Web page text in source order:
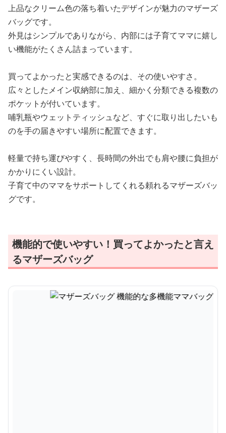
上品なクリーム色の落ち着いたデザインが魅力のマザーズ
バッグです。
外見はシンプルでありながら、内部には子育てママに嬉し
い機能がたくさん詰まっています。
買ってよかったと実感できるのは、その使いやすさ。
広々としたメイン収納部に加え、細かく分類できる複数の
ポケットが付いています。
哺乳瓶やウェットティッシュなど、すぐに取り出したいも
のを手の届きやすい場所に配置できます。
軽量で持ち運びやすく、長時間の外出でも肩や腰に負担が
かかりにくい設計。
子育て中のママをサポートしてくれる頼れるマザーズバッ
グです。
機能的で使いやすい！買ってよかったと言え
るマザーズバッグ